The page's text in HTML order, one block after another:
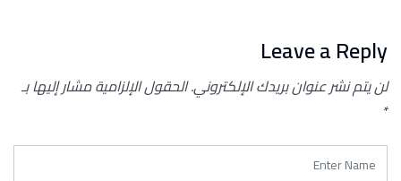
Leave a Reply
لن يتم نشر عنوان بريدك الإلكتروني.الحقول الإلزامية مشار إليها بـ
*